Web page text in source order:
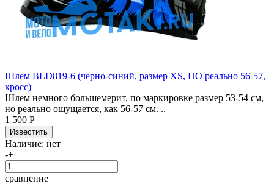
Шлем BLD819-6 (черно-синий, размер XS, НО реально 56-57,
кросс)
Шлем немного большемерит, по маркировке размер 53-54 см,
но реально ощущается, как 56-57 см. ..
1 500 Р
Наличие: нет
-+
сравнение